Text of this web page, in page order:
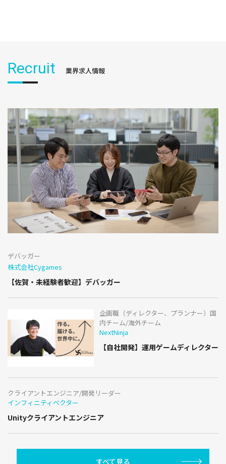
Recruit 業界求人情報
デバッガー
株式会社Cygames
【佐賀・未経験者歓迎】デバッガー
企画職（ディレクター、プランナー）国
内チーム/海外チーム
NextNinja
【自社開発】運用ゲームディレクター
クライアントエンジニア/開発リーダー
インフィニティベクター
Unityクライアントエンジニア
すべて見る